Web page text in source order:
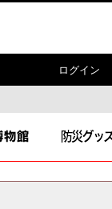
ログイン